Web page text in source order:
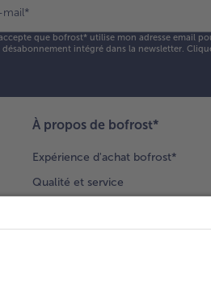
mail*
que bofrost* utilise mon adresse email
désabonnement intégré dans la newsletter.
À propos de bofrost*
Expérience d'achat bofrost*
Qualité et service
Nouveaux clients